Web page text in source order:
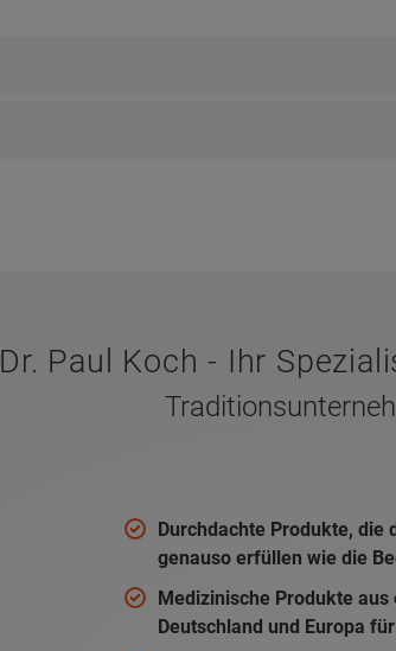
Dr. Paul Koch - Ihr
Durchdachte Produkte, die
genauso erfüllen wie die
Medizinische Produkte
Deutschland und Europa